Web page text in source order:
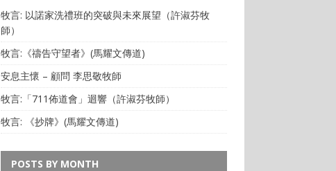
牧言: 以諾家洗禮班的突破與未來展望（許淑芬牧
師）
牧言:《禱告守望者》(馬耀文傳道)
安息主懷 – 顧問 李思敬牧師
牧言:「711佈道會」迴響（許淑芬牧師）
牧言: 《抄牌》(馬耀文傳道)
POSTS BY MONTH